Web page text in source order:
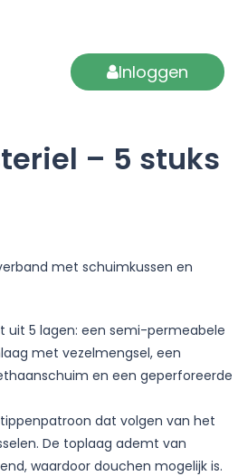
Inloggen
– 5 stuks
met schuimkussen en
uit 5 lagen: een semi-permeabele
met vezelmengsel, een
en een geperforeerde
dat volgen van het
De toplaag ademt van
waardoor douchen mogelijk is.